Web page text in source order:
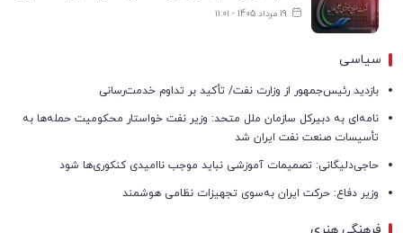
19 مرداد 1405 - ۱۱:۰۱
سیاسی
بازدید رئیس‌جمهور از وزارت نفت/ تأکید بر تداوم خدمت‌رسانی
نامه‌ای به دبیرکل سازمان ملل متحد: وزیر نفت خواستار محکومیت حمله‌ها به
تأسیسات صنعت نفت ایران شد
حاجی‌دلیگانی: تصمیمات آموزشی نباید موجب ناامیدی کنکوری‌ها شود
وزیر دفاع: حرکت ایران به‌سوی تجهیزات نظامی هوشمند